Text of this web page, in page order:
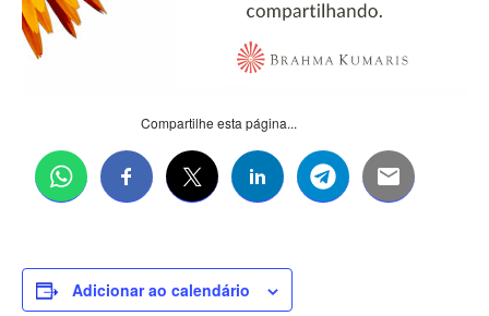
Compartilhe esta página...
Adicionar ao calendário